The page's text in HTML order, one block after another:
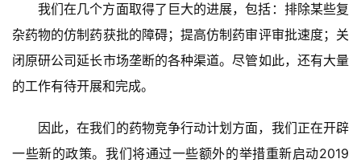
我们在几个方面取得了巨大的进展，包括：排除某些复
杂药物的仿制药获批的障碍；提高仿制药审评审批速度；关
闭原研公司延长市场垄断的各种渠道。尽管如此，还有大量
的工作有待开展和完成。
因此，在我们的药物竞争行动计划方面，我们正在开辟
一些新的政策。我们将通过一些额外的举措重新启动2019